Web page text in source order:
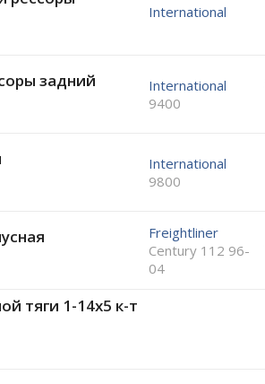
International
задний
International
9400
International
9800
Freightliner
Century 112 96-
04
тяги 1-14x5 к-т